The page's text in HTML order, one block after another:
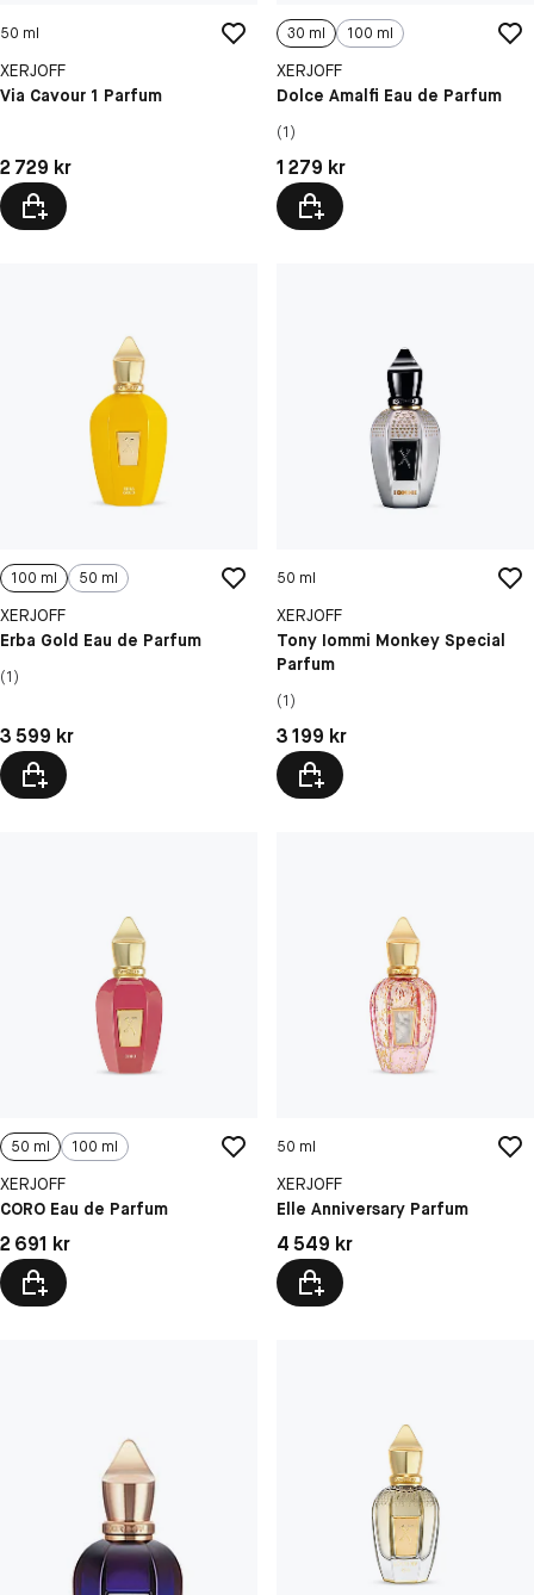
50 ml
XERJOFF
Via Cavour 1 Parfum
Pris: 2 729 kr
2 729 kr
30 ml 100 ml
XERJOFF
Dolce Amalfi Eau de Parfum
(1)
Pris: 1 279 kr
1 279 kr
100 ml 50 ml
XERJOFF
Erba Gold Eau de Parfum
(1)
Pris: 3 599 kr
3 599 kr
50 ml
XERJOFF
Tony Iommi Monkey Special
Parfum
(1)
Pris: 3 199 kr
3 199 kr
50 ml 100 ml
XERJOFF
CORO Eau de Parfum
Pris: 2 691 kr
2 691 kr
50 ml
XERJOFF
Elle Anniversary Parfum
Pris: 4 549 kr
4 549 kr